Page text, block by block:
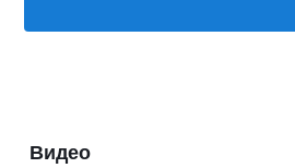
Видео